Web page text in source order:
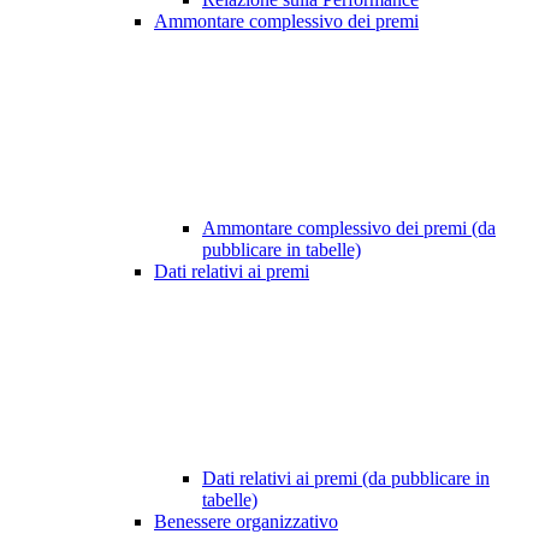
Ammontare complessivo dei premi
Ammontare complessivo dei premi (da
pubblicare in tabelle)
Dati relativi ai premi
Dati relativi ai premi (da pubblicare in
tabelle)
Benessere organizzativo